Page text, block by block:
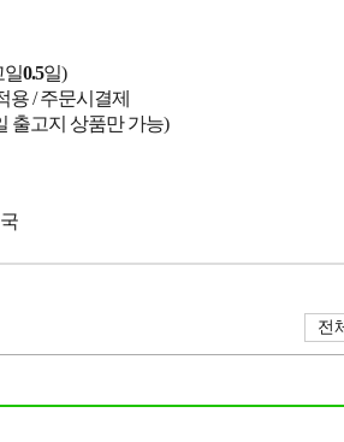
일0.5일)
용 / 주문시결제
출고지 상품만 가능)
전